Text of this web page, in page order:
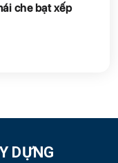
che bạt xếp
DỰNG